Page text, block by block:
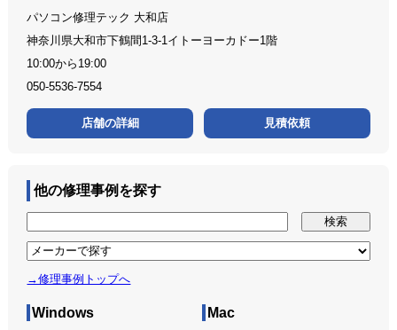
パソコン修理テック 大和店
神奈川県大和市下鶴間1-3-1イトーヨーカドー1階
10:00から19:00
050-5536-7554
店舗の詳細 見積依頼
他の修理事例を探す
→修理事例トップへ
Windows Mac